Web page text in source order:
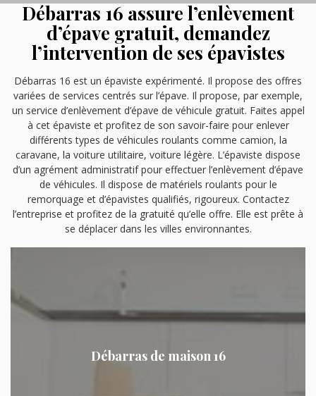
Débarras 16 assure l’enlèvement
d’épave gratuit, demandez
l’intervention de ses épavistes
Débarras 16 est un épaviste expérimenté. Il propose des offres
variées de services centrés sur l’épave. Il propose, par exemple,
un service d’enlèvement d’épave de véhicule gratuit. Faites appel
à cet épaviste et profitez de son savoir-faire pour enlever
différents types de véhicules roulants comme camion, la
caravane, la voiture utilitaire, voiture légère. L’épaviste dispose
d’un agrément administratif pour effectuer l’enlèvement d’épave
de véhicules. Il dispose de matériels roulants pour le
remorquage et d’épavistes qualifiés, rigoureux. Contactez
l’entreprise et profitez de la gratuité qu’elle offre. Elle est prête à
se déplacer dans les villes environnantes.
Débarras de maison 16